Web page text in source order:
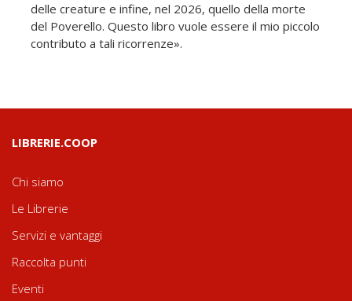
delle creature e infine, nel 2026, quello della morte
del Poverello. Questo libro vuole essere il mio piccolo
contributo a tali ricorrenze».
LIBRERIE.COOP
Chi siamo
Le Librerie
Servizi e vantaggi
Raccolta punti
Eventi